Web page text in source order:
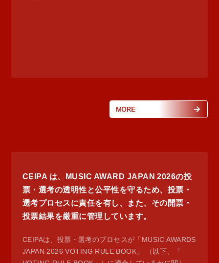
MORE
CEIPA は、MUSIC AWARD JAPAN 2026の投
票・選考の透明性と公平性を守るため、投票・
選考プロセスに責任を有し、また、その開票・
投票結果を厳重に管理しています。
CEIPAは、投票・選考のプロセスが「MUSIC AWARDS
JAPAN 2026 VOTING RULE BOOK」 （以下、「